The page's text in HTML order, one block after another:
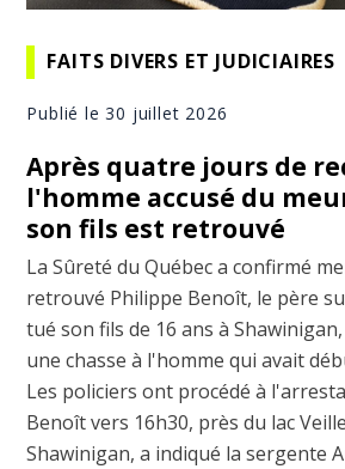
FAITS DIVERS ET JUDICIAIRES
Publié le 30 juillet 2026
Après quatre jours de
l'homme accusé du
son fils est retrouvé
La Sûreté du Québec a confirmé
retrouvé Philippe Benoît, le père
tué son fils de 16 ans à
une chasse à l'homme qui avait
Les policiers ont procédé à
Benoît vers 16h30, près du lac
Shawinigan, a indiqué la sergente